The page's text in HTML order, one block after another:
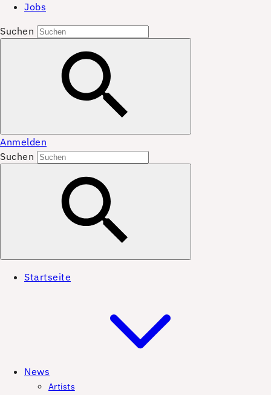
Jobs
Suchen
Anmelden
Suchen
Startseite
News
Artists